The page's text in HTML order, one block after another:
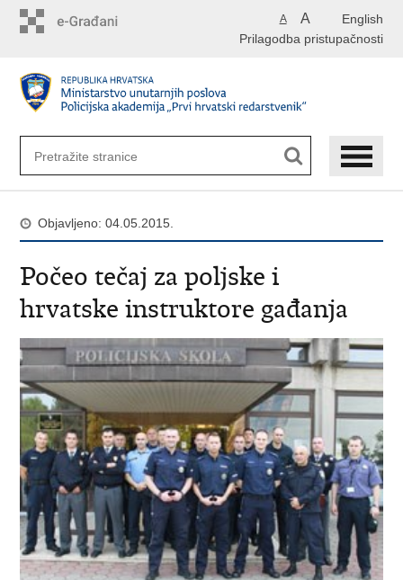
English
A A
Prilagodba pristupačnosti
Objavljeno: 04.05.2015.
Počeo tečaj za poljske i
hrvatske instruktore gađanja